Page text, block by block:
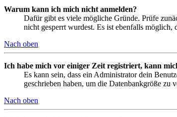
Warum kann ich mich nicht anmelden?
Dafür gibt es viele mögliche Gründe. Prüfe
nicht gesperrt wurdest. Es ist ebenfalls
Nach oben
Ich habe mich vor einiger Zeit registriert, kann
Es kann sein, dass ein Administrator dein
geschrieben haben, um die Datenbankgröße
Nach oben